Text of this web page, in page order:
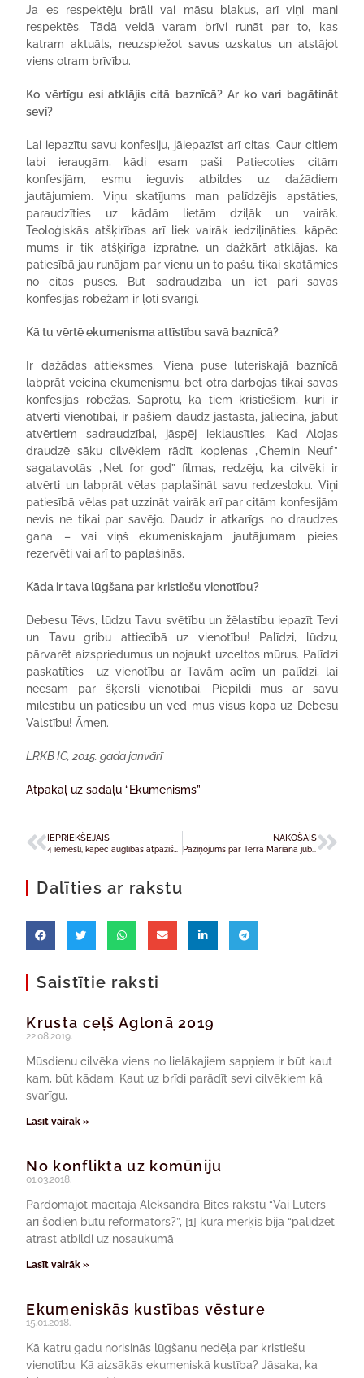
Ja es respektēju brāli vai māsu blakus, arī viņi mani
respektēs. Tādā veidā varam brīvi runāt par to, kas
katram aktuāls, neuzspiežot savus uzskatus un atstājot
viens otram brīvību.
Ko vērtīgu esi atklājis citā baznīcā? Ar ko vari bagātināt
sevi?
Lai iepazītu savu konfesiju, jāiepazīst arī citas. Caur citiem
labi ieraugām, kādi esam paši. Patiecoties citām
konfesijām, esmu ieguvis atbildes uz dažādiem
jautājumiem. Viņu skatījums man palīdzējis apstāties,
paraudzīties uz kādām lietām dziļāk un vairāk.
Teoloģiskās atšķirības arī liek vairāk iedziļināties, kāpēc
mums ir tik atšķirīga izpratne, un dažkārt atklājas, ka
patiesībā jau runājam par vienu un to pašu, tikai skatāmies
no citas puses. Būt sadraudzībā un iet pāri savas
konfesijas robežām ir ļoti svarīgi.
Kā tu vērtē ekumenisma attīstību savā baznīcā?
Ir dažādas attieksmes. Viena puse luteriskajā baznīcā
labprāt veicina ekumenismu, bet otra darbojas tikai savas
konfesijas robežās. Saprotu, ka tiem kristiešiem, kuri ir
atvērti vienotībai, ir pašiem daudz jāstāsta, jāliecina, jābūt
atvērtiem sadraudzībai, jāspēj ieklausīties. Kad Alojas
draudzē sāku cilvēkiem rādīt kopienas „Chemin Neuf”
sagatavotās „Net for god” filmas, redzēju, ka cilvēki ir
atvērti un labprāt vēlas paplašināt savu redzesloku. Viņi
patiesībā vēlas pat uzzināt vairāk arī par citām konfesijām
nevis ne tikai par savējo. Daudz ir atkarīgs no draudzes
gana – vai viņš ekumeniskajam jautājumam pieies
rezervēti vai arī to paplašinās.
Kāda ir tava lūgšana par kristiešu vienotību?
Debesu Tēvs, lūdzu Tavu svētību un žēlastību iepazīt Tevi
un Tavu gribu attiecībā uz vienotību! Palīdzi, lūdzu,
pārvarēt aizspriedumus un nojaukt uzceltos mūrus. Palīdzi
paskatīties uz vienotību ar Tavām acīm un palīdzi, lai
neesam par šķērsli vienotībai. Piepildi mūs ar savu
mīlestību un patiesību un ved mūs visus kopā uz Debesu
Valstību! Āmen.
LRKB IC, 2015. gada janvārī
Atpakaļ uz sadaļu “Ekumenisms”
IEPRIEKŠĒJAIS NĀKOŠAIS
Paziņojums par Terra Mariana jubilejas gadu
Dalīties ar rakstu
Saistītie raksti
Krusta ceļš Aglonā 2019
22.08.2019.
Mūsdienu cilvēka viens no lielākajiem sapņiem ir būt kaut
kam, būt kādam. Kaut uz brīdi parādīt sevi cilvēkiem kā
svarīgu,
Lasīt vairāk »
No konflikta uz komūniju
01.03.2018.
Pārdomājot mācītāja Aleksandra Bites rakstu “Vai Luters
arī šodien būtu reformators?”, [1] kura mērķis bija “palīdzēt
atrast atbildi uz nosaukumā
Lasīt vairāk »
Ekumeniskās kustības vēsture
15.01.2018.
Kā katru gadu norisinās lūgšanu nedēļa par kristiešu
vienotību. Kā aizsākās ekumeniskā kustība? Jāsaka, ka